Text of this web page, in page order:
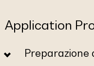
Application
Preparazione